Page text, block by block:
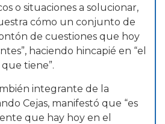
o situaciones a solucionar,
cómo un conjunto de
de cuestiones que hoy
haciendo hincapié en “el
tiene”.
integrante de la
Cejas, manifestó que “es
que hay hoy en el